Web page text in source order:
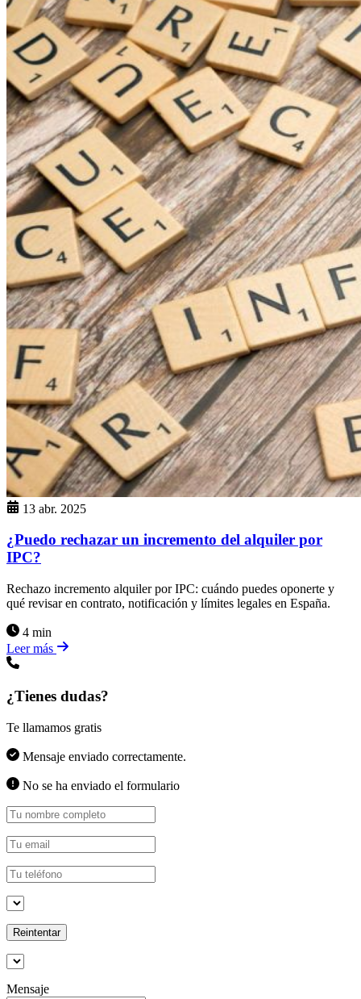
13 abr. 2025
¿Puedo rechazar un incremento del alquiler por
IPC?
Rechazo incremento alquiler por IPC: cuándo puedes oponerte y
qué revisar en contrato, notificación y límites legales en España.
4 min
Leer más
¿Tienes dudas?
Te llamamos gratis
Mensaje enviado correctamente.
No se ha enviado el formulario
Reintentar
Mensaje